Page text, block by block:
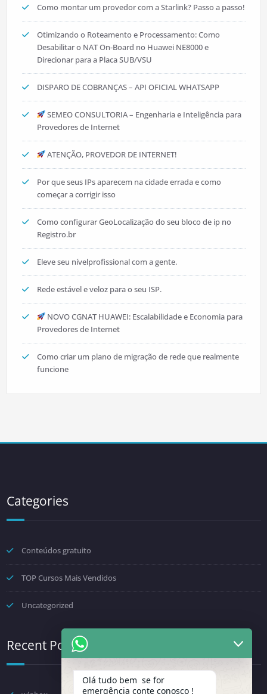
Como montar um provedor com a Starlink? Passo a passo!
Otimizando o Roteamento e Processamento: Como
Desabilitar o NAT On-Board no Huawei NE8000 e
Direcionar para a Placa SUB/VSU
DISPARO DE COBRANÇAS – API OFICIAL WHATSAPP
SEMEO CONSULTORIA – Engenharia e Inteligência para
Provedores de Internet
ATENÇÃO, PROVEDOR DE INTERNET!
Por que seus IPs aparecem na cidade errada e como
começar a corrigir isso
Como configurar GeoLocalização do seu bloco de ip no
Registro.br
Eleve seu nívelprofissional com a gente.
Rede estável e veloz para o seu ISP.
NOVO CGNAT HUAWEI: Escalabilidade e Economia para
Provedores de Internet
Como criar um plano de migração de rede que realmente
funcione
Categories
Conteúdos gratuito
TOP Cursos Mais Vendidos
Uncategorized
Recent Posts
Olá tudo bem se for
emergência conte conosco !